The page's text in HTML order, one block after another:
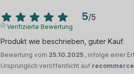
5/5
Verifizierte Bewertung
Produkt wie beschrieben, guter Kauf.
Bewertung vom 25.10.2025 , infolge einer
Ursprünglich veröffentlicht auf